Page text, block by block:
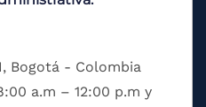
Bogotá - Colombia
a.m – 12:00 p.m y